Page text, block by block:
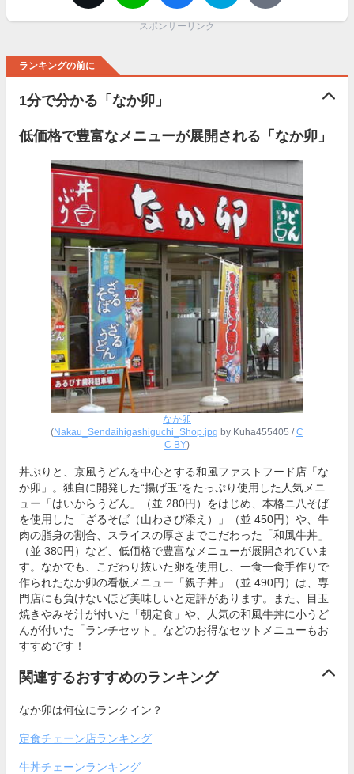
スポンサーリンク
ランキングの前に
1分で分かる「なか卯」
低価格で豊富なメニューが展開される「なか卯」
なか卯
(Nakau_Sendaihigashiguchi_Shop.jpg by Kuha455405 /C
C BY)
丼ぶりと、京風うどんを中心とする和風ファストフード店「な
か卯」。独自に開発した“揚げ玉”をたっぷり使用した人気メニ
ュー「はいからうどん」（並 280円）をはじめ、本格ニ八そば
を使用した「ざるそば（山わさび添え）」（並 450円）や、牛
肉の脂身の割合、スライスの厚さまでこだわった「和風牛丼」
（並 380円）など、低価格で豊富なメニューが展開されていま
す。なかでも、こだわり抜いた卵を使用し、一食一食手作りで
作られたなか卯の看板メニュー「親子丼」（並 490円）は、専
門店にも負けないほど美味しいと定評があります。また、目玉
焼きやみそ汁が付いた「朝定食」や、人気の和風牛丼に小うど
んが付いた「ランチセット」などのお得なセットメニューもお
すすめです！
関連するおすすめのランキング
なか卯は何位にランクイン？
定食チェーン店ランキング
牛丼チェーンランキング